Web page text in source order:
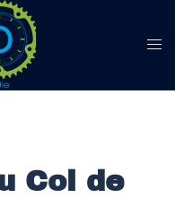
Col de